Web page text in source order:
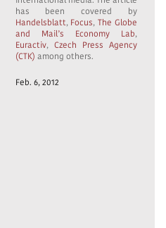
has been covered by
Handelsblatt, Focus,The Globe
and Mail’s Economy Lab,
Euractiv, Czech Press Agency
(CTK) among others.
Feb. 6, 2012